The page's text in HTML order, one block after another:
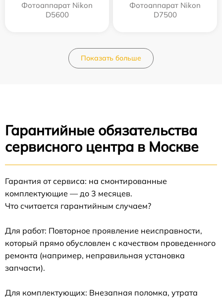
Фотоаппарат Nikon
D5600
Фотоаппарат Nikon
D7500
Показать больше
Гарантийные обязательства
сервисного центра в Москве
Гарантия от сервиса: на смонтированные
комплектующие — до 3 месяцев.
Что считается гарантийным случаем?
Для работ: Повторное проявление неисправности,
который прямо обусловлен с качеством проведенного
ремонта (например, неправильная установка
запчасти).
Для комплектующих: Внезапная поломка, утрата